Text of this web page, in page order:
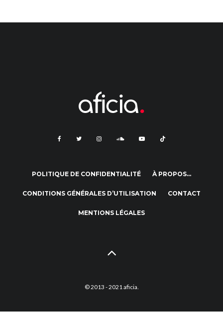
POLITIQUE DE CONFIDENTIALITÉ À PROPOS…
CONDITIONS GÉNÉRALES D’UTILISATION CONTACT
MENTIONS LÉGALES
© 2013 - 2021 aficia.